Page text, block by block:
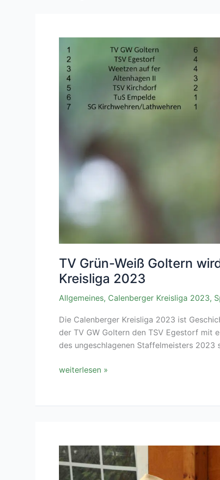
TV Grün-Weiß Goltern
Kreisliga 2023
Allgemeines, Calenberger Kreisliga 2023,
Die Calenberger Kreisliga 2023 ist
der TV GW Goltern den TSV Egestorf mit
des ungeschlagenen Staffelmeisters 2023
TV
Goltern
der
Calenberger
Kreisliga
weiterlesen »